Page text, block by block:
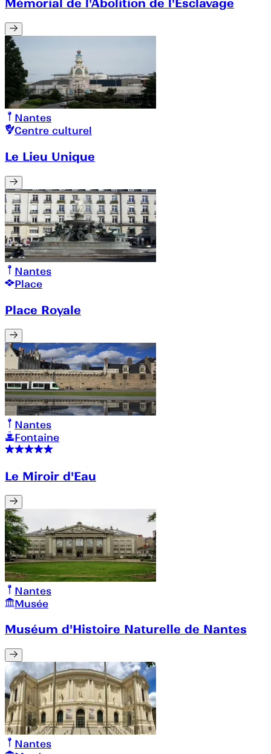
Mémorial de l'Abolition de l'Esclavage
Nantes
Centre culturel
Le Lieu Unique
Nantes
Place
Place Royale
Nantes
Fontaine
Le Miroir d'Eau
Nantes
Musée
Muséum d'Histoire Naturelle de Nantes
Nantes